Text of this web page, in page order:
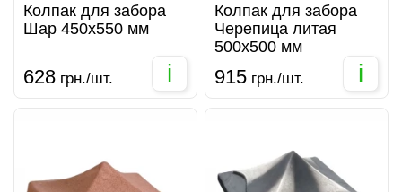
Колпак для забора
Шар 450х550 мм
628 грн./шт. i
Колпак для забора
Черепица литая
500х500 мм
915 грн./шт. i